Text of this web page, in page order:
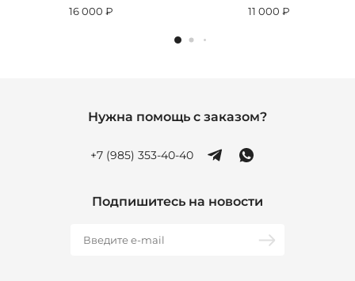
16 000 ₽ 11 000 ₽
Нужна помощь с заказом?
+7 (985) 353-40-40
Подпишитесь на новости